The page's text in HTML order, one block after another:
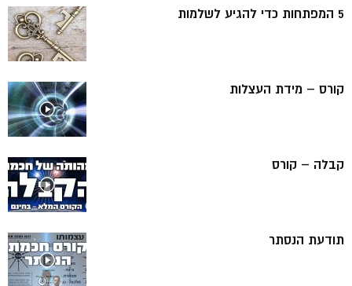
5 המפתחות כדי להגיע לשלמות
קורס – מידת העצלות
קבלה – קורס
תודעת הנסתר